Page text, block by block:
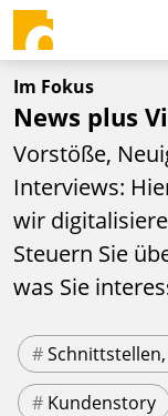
Im Fokus
News plus
Vorstöße,
Interviews:
wir
Steuern Sie
was Sie
#Schnittstellen,
# Kundenstory